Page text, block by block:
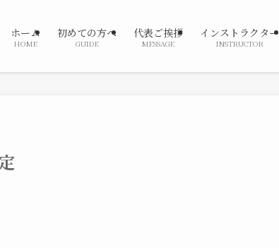
ホーム
HOME
初めての方へ
GUIDE
代表ご挨拶
MESSAGE
インストラクター
INSTRUCTOR